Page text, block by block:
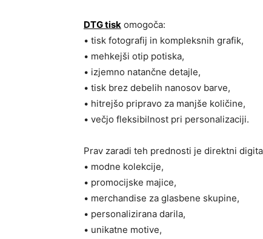
DTG tisk omogoča:
• tisk fotografij in kompleksnih grafik,
• mehkejši otip potiska,
• izjemno natančne detajle,
• tisk brez debelih nanosov barve,
• hitrejšo pripravo za manjše količine,
• večjo fleksibilnost pri personalizaciji.
Prav zaradi teh prednosti je direktni
• modne kolekcije,
• promocijske majice,
• merchandise za glasbene skupine,
• personalizirana darila,
• unikatne motive,